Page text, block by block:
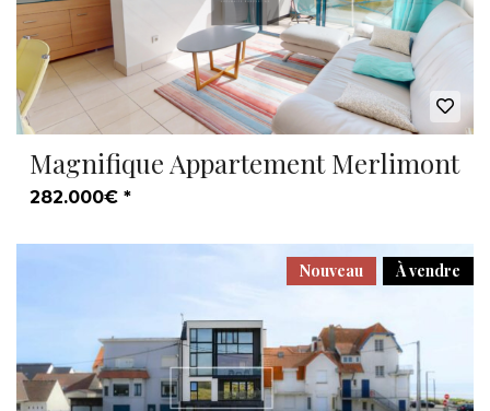
Magnifique Appartement Merlimont
282.000€ *
À vendre
Nouveau